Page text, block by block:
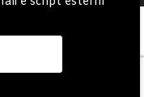
PHP files to avoid